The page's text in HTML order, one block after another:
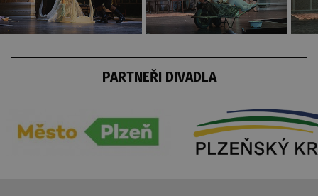
PARTNEŘI DIVADLA